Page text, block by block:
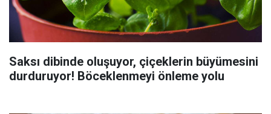
Saksı dibinde oluşuyor, çiçeklerin büyümesini
durduruyor! Böceklenmeyi önleme yolu